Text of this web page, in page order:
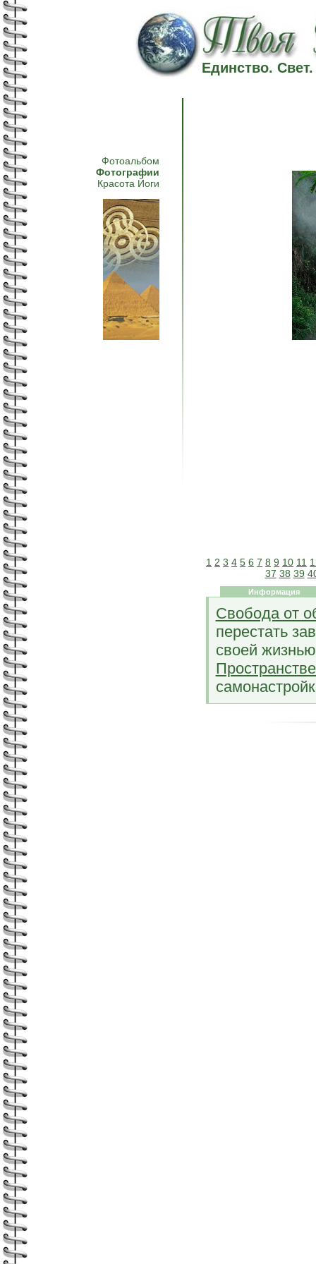
Единство.
Фотоальбом
Фотографии
Красота Йоги
1 2 3 4 5 6 7 8 9 10 11
37 38 39
Информация
Свобода от
перестать
своей